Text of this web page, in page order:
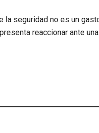
la seguridad no es un
reaccionar ante